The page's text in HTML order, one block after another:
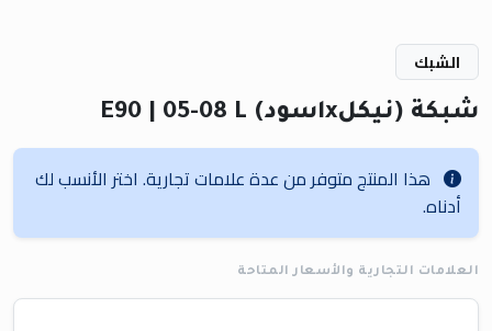
الشبك
شبكة (نيكلxاسود) E90 | 05-08 L
هذا المنتج متوفر من عدة علامات تجارية. اختر الأنسب لك
أدناه.
العلامات التجارية والأسعار المتاحة